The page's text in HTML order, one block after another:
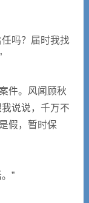
吗？届时我找
件。风闻顾秋
说说，千万不
假，暂时保
”